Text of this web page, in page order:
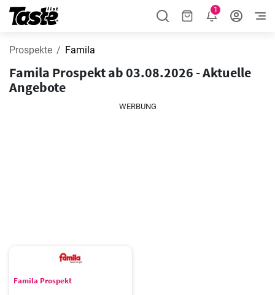
1
Prospekte Famila
Famila Prospekt ab 03.08.2026 - Aktuelle
Angebote
WERBUNG
Famila Prospekt